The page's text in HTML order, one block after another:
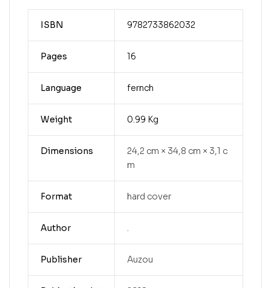
ISBN 9782733862032
Pages 16
Language fernch
Weight 0.99 Kg
Dimensions
24,2 cm × 34,8 cm × 3,1 c
m
Format hard cover
Author .
Publisher Auzou